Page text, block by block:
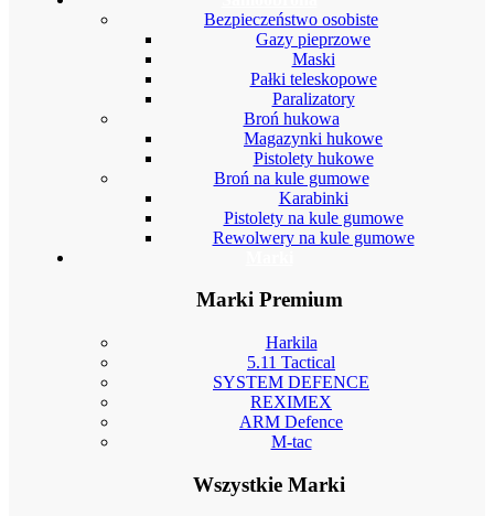
Bezpieczeństwo osobiste
Gazy pieprzowe
Maski
Pałki teleskopowe
Paralizatory
Broń hukowa
Magazynki hukowe
Pistolety hukowe
Broń na kule gumowe
Karabinki
Pistolety na kule gumowe
Rewolwery na kule gumowe
Marki Premium
Harkila
5.11 Tactical
SYSTEM DEFENCE
REXIMEX
ARM Defence
M-tac
Wszystkie Marki